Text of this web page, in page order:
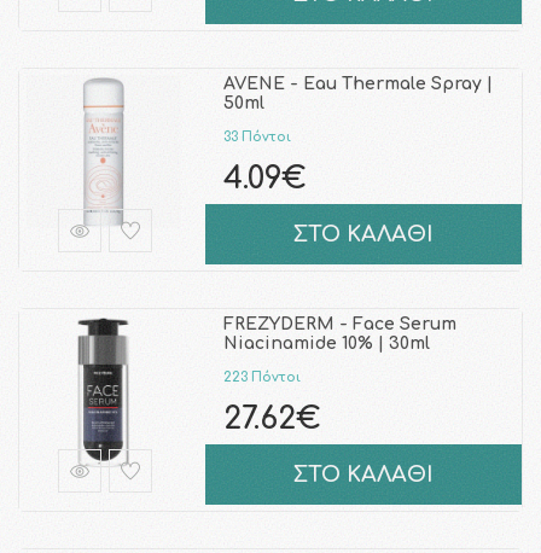
AVENE - Eau Thermale Spray |
50ml
33 Πόντοι
4.09€
ΣΤΟ ΚΑΛΑΘΙ
FREZYDERM - Face Serum
Niacinamide 10% | 30ml
223 Πόντοι
27.62€
ΣΤΟ ΚΑΛΑΘΙ